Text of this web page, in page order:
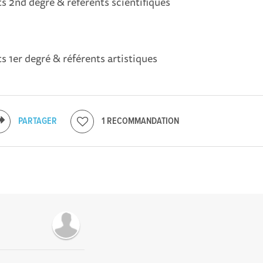
1er degré & référents artistiques
PARTAGER 1 RECOMMANDATION